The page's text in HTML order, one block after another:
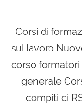
Corsi di
sul lavoro
corso
generale
compiti di